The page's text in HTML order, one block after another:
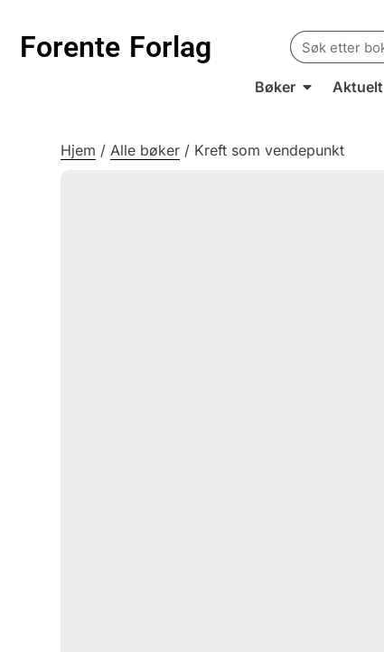
Forente Forlag
Search
for:
Bøker Aktuelt
Hjem /Alle bøker / Kreft som vendepunkt